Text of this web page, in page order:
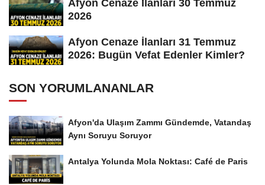
Afyon Cenaze İlanları 30 Temmuz
2026
Afyon Cenaze İlanları 31 Temmuz
2026: Bugün Vefat Edenler Kimler?
SON YORUMLANANLAR
Afyon'da Ulaşım Zammı Gündemde, Vatandaş
Aynı Soruyu Soruyor
Antalya Yolunda Mola Noktası: Café de Paris